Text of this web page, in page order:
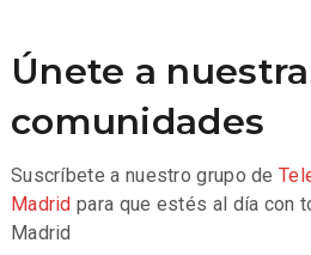
Únete a
comunidades
Suscríbete a nuestro grupo de
Madrid para que estés al día con
Madrid